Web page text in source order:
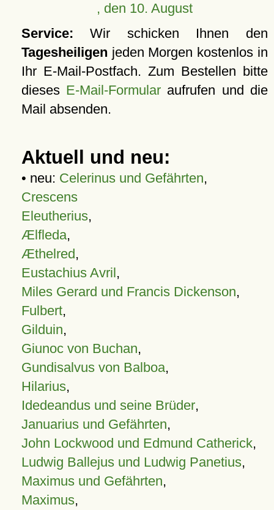
, den 10. August
Service: Wir schicken Ihnen den
Tagesheiligen jeden Morgen kostenlos in
Ihr E-Mail-Postfach. Zum Bestellen bitte
dieses E-Mail-Formular aufrufen und die
Mail absenden.
Aktuell und neu:
• neu: Celerinus und Gefährten,
Crescens
Eleutherius,
Ælfleda,
Æthelred,
Eustachius Avril,
Miles Gerard und Francis Dickenson,
Fulbert,
Gilduin,
Giunoc von Buchan,
Gundisalvus von Balboa,
Hilarius,
Idedeandus und seine Brüder,
Januarius und Gefährten,
John Lockwood und Edmund Catherick,
Ludwig Ballejus und Ludwig Panetius,
Maximus und Gefährten,
Maximus,